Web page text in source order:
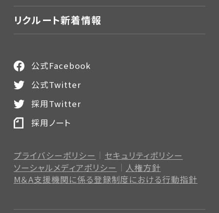
リクルート新着情報
プライバシーポリシー
セキュリティポリシー
ソーシャルメディアポリシー
人権方針
M＆A支援機関に係る登録制度における行動指針
公式Facebook
公式Twitter
採用Twitter
採用ノート